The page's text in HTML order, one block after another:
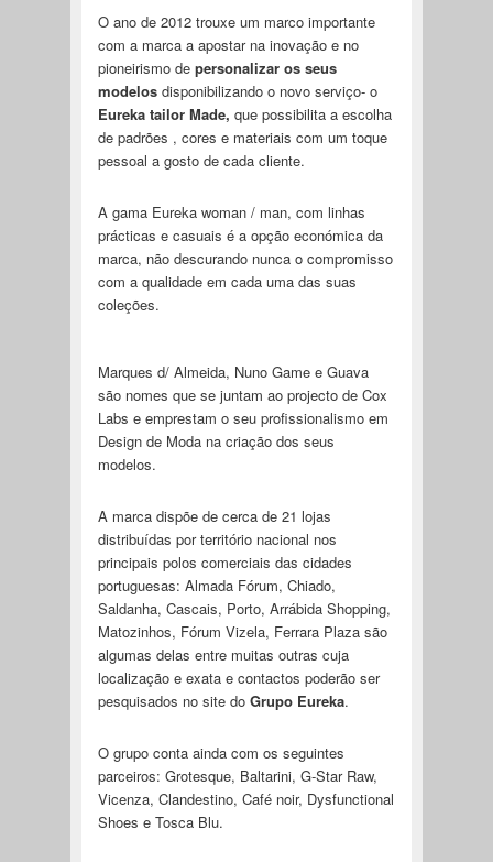
O ano de 2012 trouxe um marco importante
com a marca a apostar na inovação e no
pioneirismo depersonalizar os seus
modelosdisponibilizando o novo serviço- o
Eureka tailor Made, que possibilita a escolha
de padrões , cores e materiais com um toque
pessoal a gosto de cada cliente.
A gama Eureka woman / man, com linhas
prácticas e casuais é a opção económica da
marca, não descurando nunca o compromisso
com a qualidade em cada uma das suas
coleções.
Marques d/ Almeida, Nuno Game e Guava
são nomes que se juntam ao projecto de Cox
Labs e emprestam o seu profissionalismo em
Design de Moda na criação dos seus
modelos.
A marca dispõe de cerca de 21 lojas
distribuídas por território nacional nos
principais polos comerciais das cidades
portuguesas: Almada Fórum, Chiado,
Saldanha, Cascais, Porto, Arrábida Shopping,
Matozinhos, Fórum Vizela, Ferrara Plaza são
algumas delas entre muitas outras cuja
localização e exata e contactos poderão ser
pesquisados no site do Grupo Eureka.
O grupo conta ainda com os seguintes
parceiros: Grotesque, Baltarini, G-Star Raw,
Vicenza, Clandestino, Café noir, Dysfunctional
Shoes e Tosca Blu.